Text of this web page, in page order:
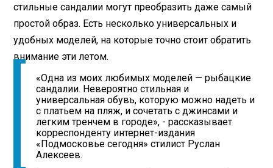
стильные сандалии могут преобразить даже самый
простой образ. Есть несколько универсальных и
удобных моделей, на которые точно стоит обратить
внимание эти летом.
«Одна из моих любимых моделей — рыбацкие
сандалии. Невероятно стильная и
универсальная обувь, которую можно надеть и
с платьем на пляж, и сочетать с джинсами и
легким тренчем в городе», - рассказывает
корреспонденту интернет-издания
«Подмосковье сегодня» стилист Руслан
Алексеев.